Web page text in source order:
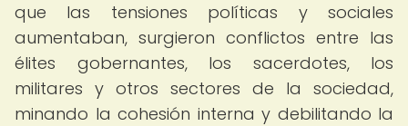
que las tensiones políticas y sociales
aumentaban, surgieron conflictos entre las
élites gobernantes, los sacerdotes, los
militares y otros sectores de la sociedad,
minando la cohesión interna y debilitando la